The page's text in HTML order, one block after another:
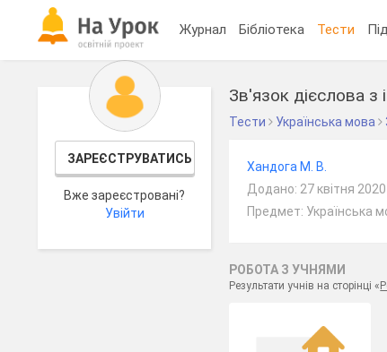
Журнал Бібліотека Тести
ЗАРЕЄСТРУВАТИСЬ
Вже зареєстровані?
Увійти
Зв'язок дієслова з
Тести Українська мова
Хандога М. В.
Додано: 27 квітня 2020
Предмет: Українська
РОБОТА З УЧНЯМИ
Результати учнів на сторінці «